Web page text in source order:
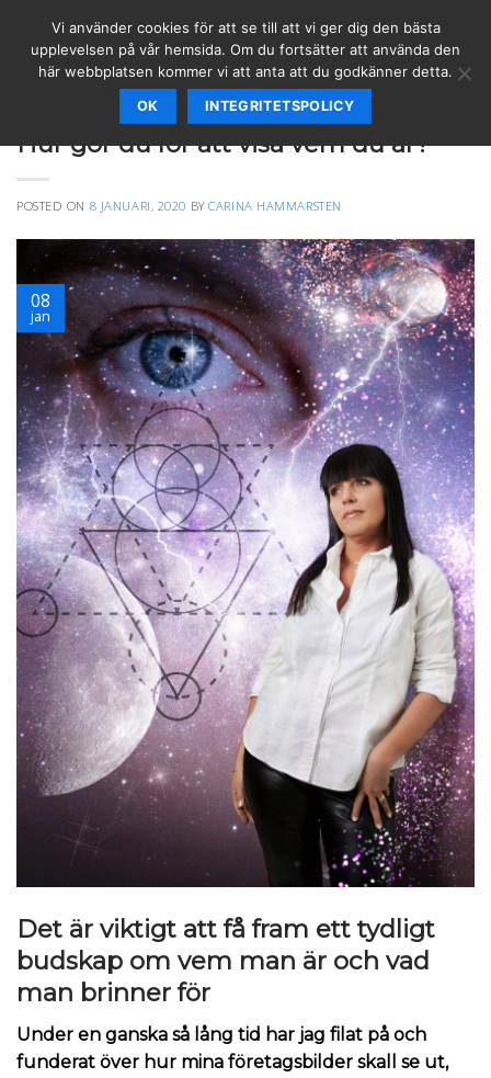
content
SPIRITUELLT
Hur gör du för att visa vem du är?
POSTED ON 8 JANUARI, 2020 BYCARINA HAMMARSTEN
08
jan
Det är viktigt att få fram ett tydligt
budskap om vem man är och vad
man brinner för
Under en ganska så lång tid har jag filat på och
funderat över hur mina företagsbilder skall se ut,
Vi använder cookies för att se till att vi ger dig den bästa
upplevelsen på vår hemsida. Om du fortsätter att använda den
här webbplatsen kommer vi att anta att du godkänner detta.
OK INTEGRITETSPOLICY